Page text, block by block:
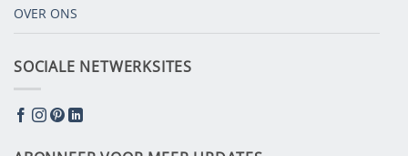
OVER ONS
SOCIALE NETWERKSITES